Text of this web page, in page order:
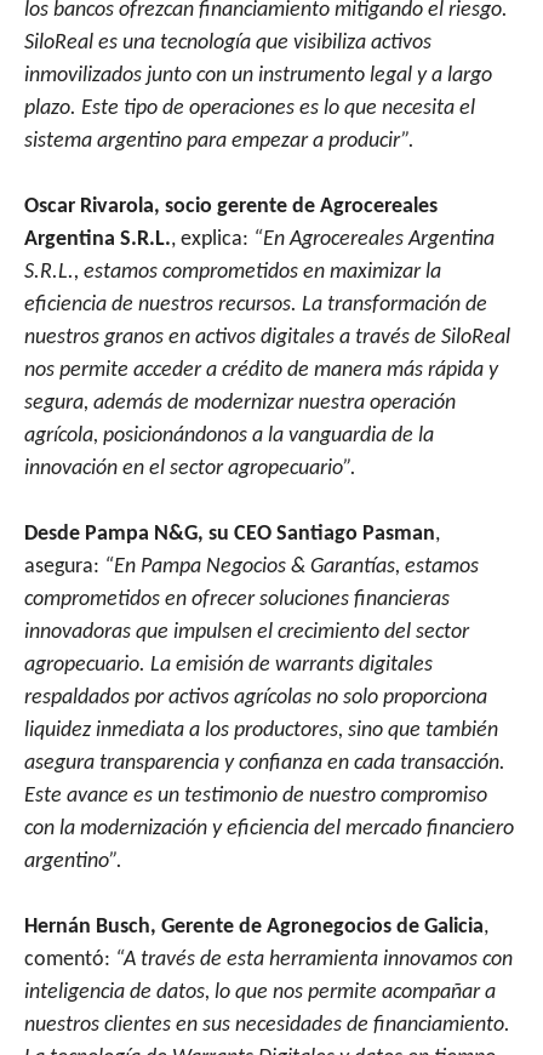
los bancos ofrezcan financiamiento mitigando el riesgo.
SiloReal es una tecnología que visibiliza activos
inmovilizados junto con un instrumento legal y a largo
plazo. Este tipo de operaciones es lo que necesita el
sistema argentino para empezar a producir”.
Oscar Rivarola, socio gerente de Agrocereales
Argentina S.R.L., explica: “En Agrocereales Argentina
S.R.L., estamos comprometidos en maximizar la
eficiencia de nuestros recursos. La transformación de
nuestros granos en activos digitales a través de SiloReal
nos permite acceder a crédito de manera más rápida y
segura, además de modernizar nuestra operación
agrícola, posicionándonos a la vanguardia de la
innovación en el sector agropecuario”.
Desde Pampa N&G, su CEO Santiago Pasman,
asegura: “En Pampa Negocios & Garantías, estamos
comprometidos en ofrecer soluciones financieras
innovadoras que impulsen el crecimiento del sector
agropecuario. La emisión de warrants digitales
respaldados por activos agrícolas no solo proporciona
liquidez inmediata a los productores, sino que también
asegura transparencia y confianza en cada transacción.
Este avance es un testimonio de nuestro compromiso
con la modernización y eficiencia del mercado financiero
argentino”.
Hernán Busch, Gerente de Agronegocios de Galicia,
comentó: “A través de esta herramienta innovamos con
inteligencia de datos, lo que nos permite acompañar a
nuestros clientes en sus necesidades de financiamiento.